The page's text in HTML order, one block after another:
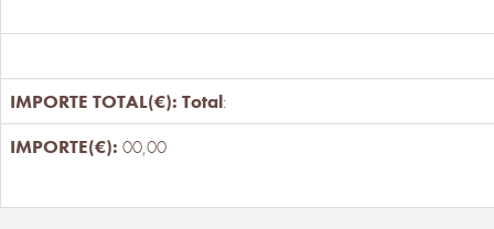
Total:
00,00